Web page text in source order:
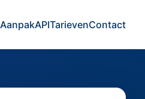
AanpakAPITarievenContact